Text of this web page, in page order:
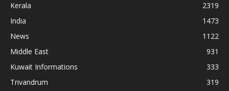
Kerala
2319
India
1473
News
1122
Middle East
931
Kuwait Informations
333
Trivandrum
319